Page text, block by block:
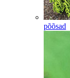
põõsad